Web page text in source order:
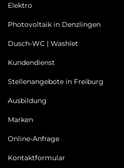
Elektro
Photovoltaik in Denzlingen
Dusch-WC | Washlet
Kundendienst
Stellenangebote in Freiburg
Ausbildung
Marken
Online-Anfrage
Kontaktformular